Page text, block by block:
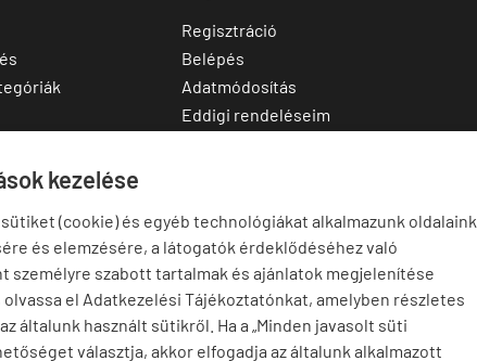
kezelése
(cookie) és egyéb technológiákat alkalmazunk oldalaink
és elemzésére, a látogatók érdeklődéséhez való
személyre szabott tartalmak és ajánlatok megjelenítése
el Adatkezelési Tájékoztatónkat, amelyben részletes
általunk használt sütikről. Ha a „Minden javasolt süti
választja, akkor elfogadja az általunk alkalmazott
Regisztráció
Belépés
Adatmódosítás
Eddigi rendeléseim